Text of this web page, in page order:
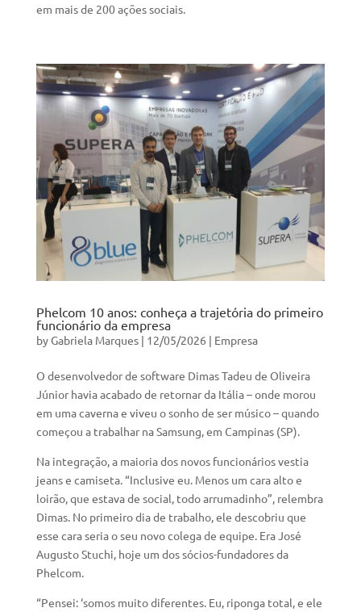
em mais de 200 ações sociais.
Phelcom 10 anos: conheça a trajetória do primeiro
funcionário da empresa
byGabriela Marques| 12/05/2026 | Empresa
O desenvolvedor de software Dimas Tadeu de Oliveira
Júnior havia acabado de retornar da Itália – onde morou
em uma caverna e viveu o sonho de ser músico – quando
começou a trabalhar na Samsung, em Campinas (SP).
Na integração, a maioria dos novos funcionários vestia
jeans e camiseta. “Inclusive eu. Menos um cara alto e
loirão, que estava de social, todo arrumadinho”, relembra
Dimas. No primeiro dia de trabalho, ele descobriu que
esse cara seria o seu novo colega de equipe. Era José
Augusto Stuchi, hoje um dos sócios-fundadores da
Phelcom.
“Pensei: ‘somos muito diferentes. Eu, riponga total, e ele